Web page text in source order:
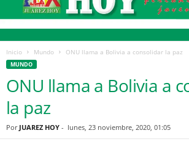
Inicio Mundo ONU llama a Bolivia a consolidar la paz
MUNDO
ONU llama a Bolivia a
la paz
Por JUAREZ HOY - lunes, 23 noviembre, 2020, 01:05